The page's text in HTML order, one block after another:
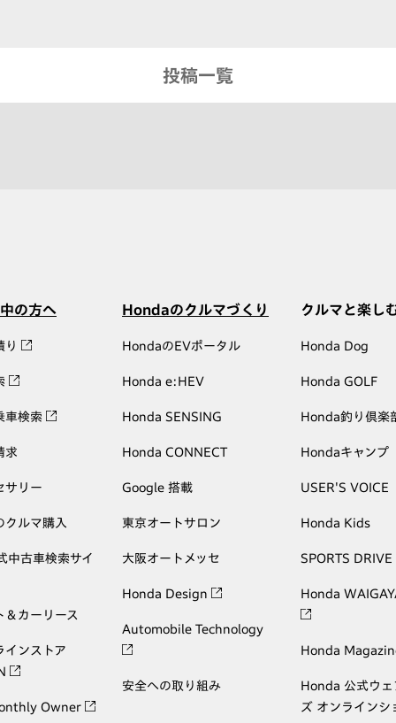
投稿一覧
の方へ
り
車検索
求
サリー
クルマ購入
中古車検索サイ
＆カーリース
インストア
Owner
Hondaのクルマづくり
HondaのEVポータル
Honda e:HEV
Honda SENSING
Honda CONNECT
Google 搭載
東京オートサロン
大阪オートメッセ
Honda Design
Automobile Technology
安全への取り組み
クルマと楽し
Honda Dog
Honda GOLF
Honda釣り倶楽
Hondaキャンプ
USER'S VOICE
Honda Kids
SPORTS DRIVE
Honda
Honda
Honda 公式ウェ
ズ オンラインシ